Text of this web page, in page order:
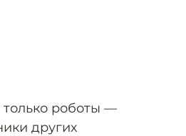
только роботы —
других